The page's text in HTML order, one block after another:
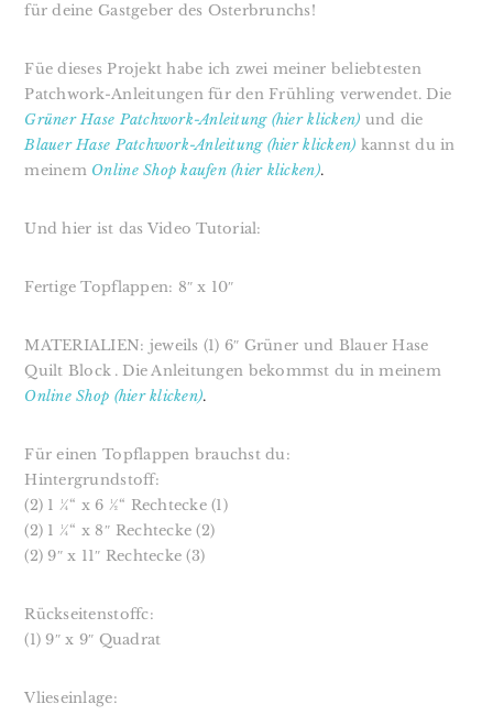
für deine Gastgeber des Osterbrunchs!⁣
Füe dieses Projekt habe ich zwei meiner beliebtesten
Patchwork-Anleitungen für den Frühling verwendet. Die
Grüner Hase Patchwork-Anleitung (hier klicken) und die
Blauer Hase Patchwork-Anleitung (hier klicken) kannst du in
meinem Online Shop kaufen (hier klicken).
Und hier ist das Video Tutorial:
Fertige Topflappen: 8″ x 10″⁣⁣⁣⁣⁣⁣⁣⁣⁣⁣
MATERIALIEN: jeweils (1) 6″ Grüner und Blauer Hase
Quilt Block⁣⁣⁣⁣⁣⁣⁣⁣⁣⁣. Die Anleitungen bekommst du in meinem
Online Shop (hier klicken).
Für einen Topflappen brauchst du:⁣⁣⁣⁣⁣⁣⁣
Hintergrundstoff:⁣
(2) 1 ¼“ x 6 ½“ Rechtecke (1)⁣⁣⁣⁣⁣⁣⁣⁣
(2) 1 ¼“ x 8″⁣⁣⁣ Rechtecke (2)⁣⁣⁣⁣
(2) 9″ x 11″ Rechtecke (3)⁣⁣⁣⁣
Rückseitenstoffc:
(1) 9″ x 9″ Quadrat
Vlieseinlage: